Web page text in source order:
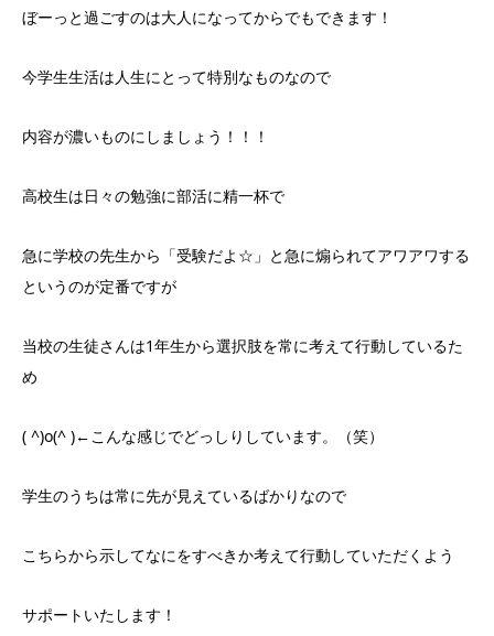
ぼーっと過ごすのは大人になってからでもできます！
今学生生活は人生にとって特別なものなので
内容が濃いものにしましょう！！！
高校生は日々の勉強に部活に精一杯で
急に学校の先生から「受験だよ☆」と急に煽られてアワアワする
というのが定番ですが
当校の生徒さんは1年生から選択肢を常に考えて行動しているた
め
( ^)o(^ )←こんな感じでどっしりしています。（笑）
学生のうちは常に先が見えているばかりなので
こちらから示してなにをすべきか考えて行動していただくよう
サポートいたします！